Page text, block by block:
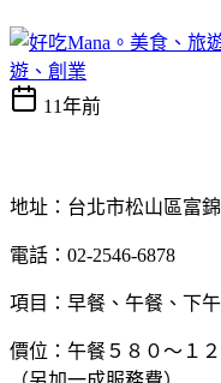
遊、創業
11年前
地址：台北市松山區富
電話：02-2546-6878
項目：早餐、午餐、下
價位：午餐５８０～１